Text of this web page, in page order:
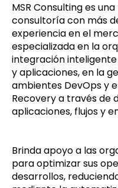
MSR Consulting es
consultoría con más
experiencia en el
especializada en la
integración
y aplicaciones, en la
ambientes DevOps y
Recovery a través de
aplicaciones, flujos y
Brinda apoyo a las
para optimizar sus
desarrollos,